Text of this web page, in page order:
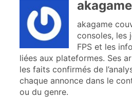
akagame
akagame
consoles, les
FPS et les
liées aux plateformes. Ses
les faits confirmés de
chaque annonce dans le
ou du genre.